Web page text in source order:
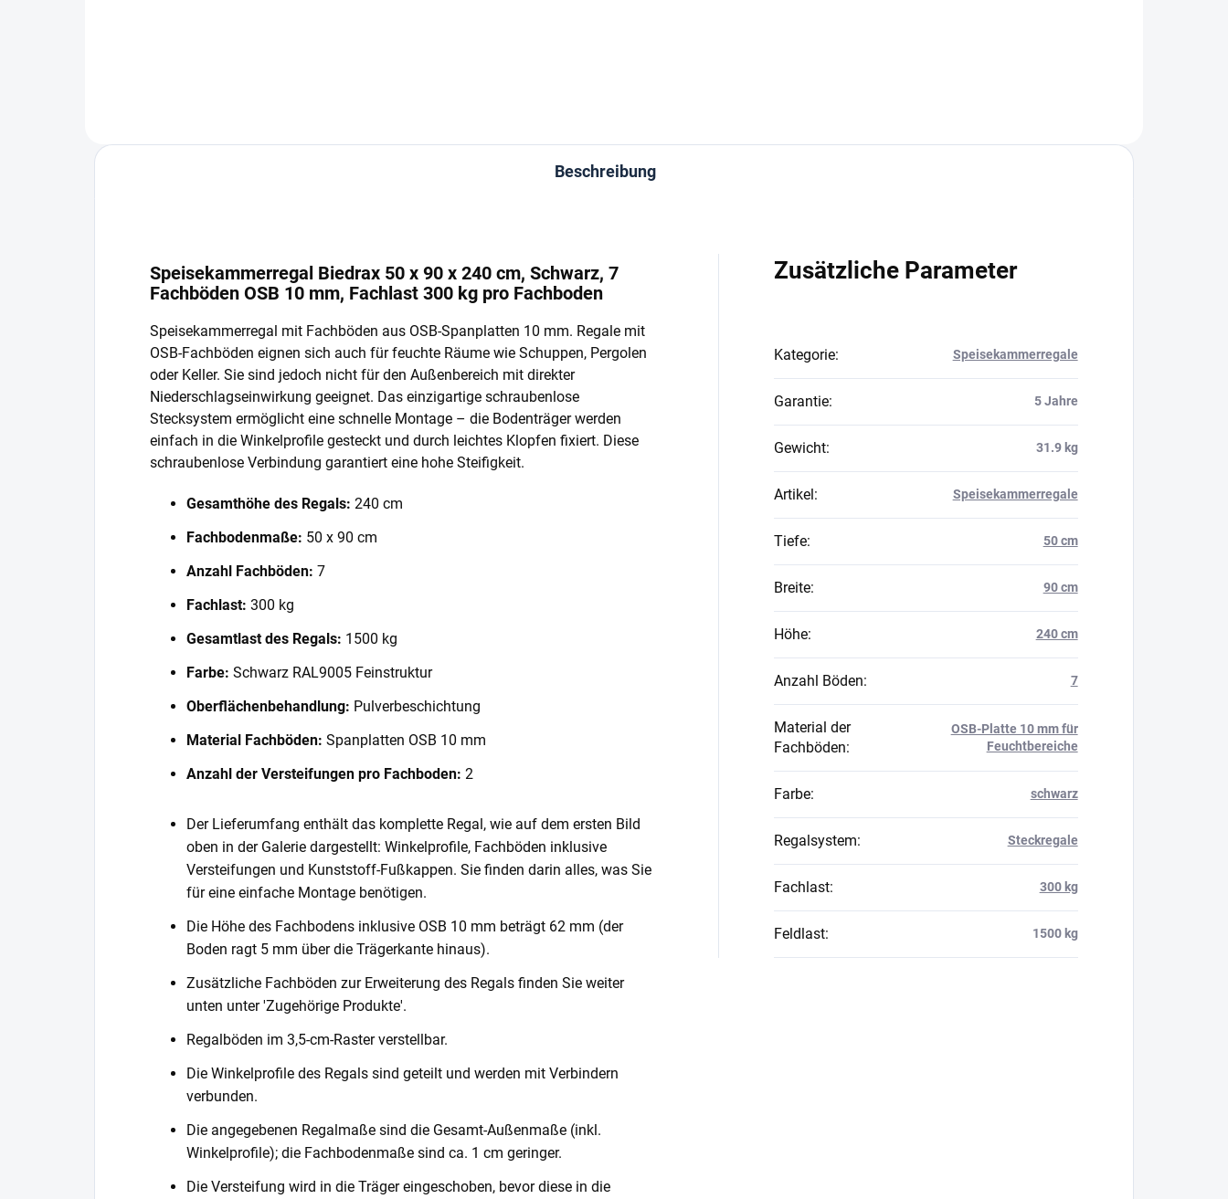
Beschreibung
Speisekammerregal Biedrax 50 x 90 x 240 cm, Schwarz, 7
Fachböden OSB 10 mm, Fachlast 300 kg pro Fachboden
Speisekammerregal mit Fachböden aus OSB-Spanplatten 10 mm. Regale mit
OSB-Fachböden eignen sich auch für feuchte Räume wie Schuppen, Pergolen
oder Keller. Sie sind jedoch nicht für den Außenbereich mit direkter
Niederschlagseinwirkung geeignet. Das einzigartige schraubenlose
Stecksystem ermöglicht eine schnelle Montage – die Bodenträger werden
einfach in die Winkelprofile gesteckt und durch leichtes Klopfen fixiert. Diese
schraubenlose Verbindung garantiert eine hohe Steifigkeit.
Gesamthöhe des Regals: 240 cm
Fachbodenmaße: 50 x 90 cm
Anzahl Fachböden: 7
Fachlast: 300 kg
Gesamtlast des Regals: 1500 kg
Farbe: Schwarz RAL9005 Feinstruktur
Oberflächenbehandlung: Pulverbeschichtung
Material Fachböden: Spanplatten OSB 10 mm
Anzahl der Versteifungen pro Fachboden: 2
Der Lieferumfang enthält das komplette Regal, wie auf dem ersten Bild
oben in der Galerie dargestellt: Winkelprofile, Fachböden inklusive
Versteifungen und Kunststoff-Fußkappen. Sie finden darin alles, was Sie
für eine einfache Montage benötigen.
Die Höhe des Fachbodens inklusive OSB 10 mm beträgt 62 mm (der
Boden ragt 5 mm über die Trägerkante hinaus).
Zusätzliche Fachböden zur Erweiterung des Regals finden Sie weiter
unten unter 'Zugehörige Produkte'.
Regalböden im 3,5-cm-Raster verstellbar.
Die Winkelprofile des Regals sind geteilt und werden mit Verbindern
verbunden.
Die angegebenen Regalmaße sind die Gesamt-Außenmaße (inkl.
Winkelprofile); die Fachbodenmaße sind ca. 1 cm geringer.
Die Versteifung wird in die Träger eingeschoben, bevor diese in die
Zusätzliche Parameter
Kategorie: Speisekammerregale
Garantie: 5 Jahre
Gewicht: 31.9 kg
Artikel: Speisekammerregale
Tiefe: 50 cm
Breite: 90 cm
Höhe: 240 cm
Anzahl Böden: 7
Material der
Fachböden:
OSB-Platte 10 mm für
Feuchtbereiche
Farbe: schwarz
Regalsystem: Steckregale
Fachlast: 300 kg
Feldlast: 1500 kg